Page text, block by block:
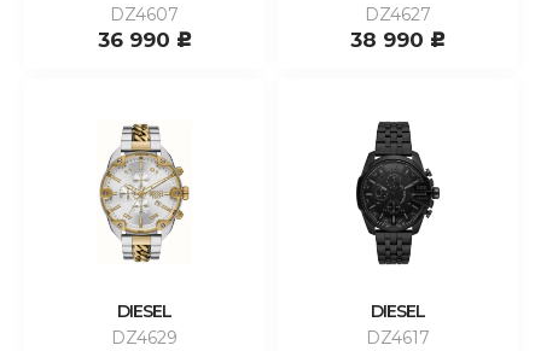
DZ4607
36 990 c
DZ4627
38 990 c
DIESEL
DZ4629
DIESEL
DZ4617